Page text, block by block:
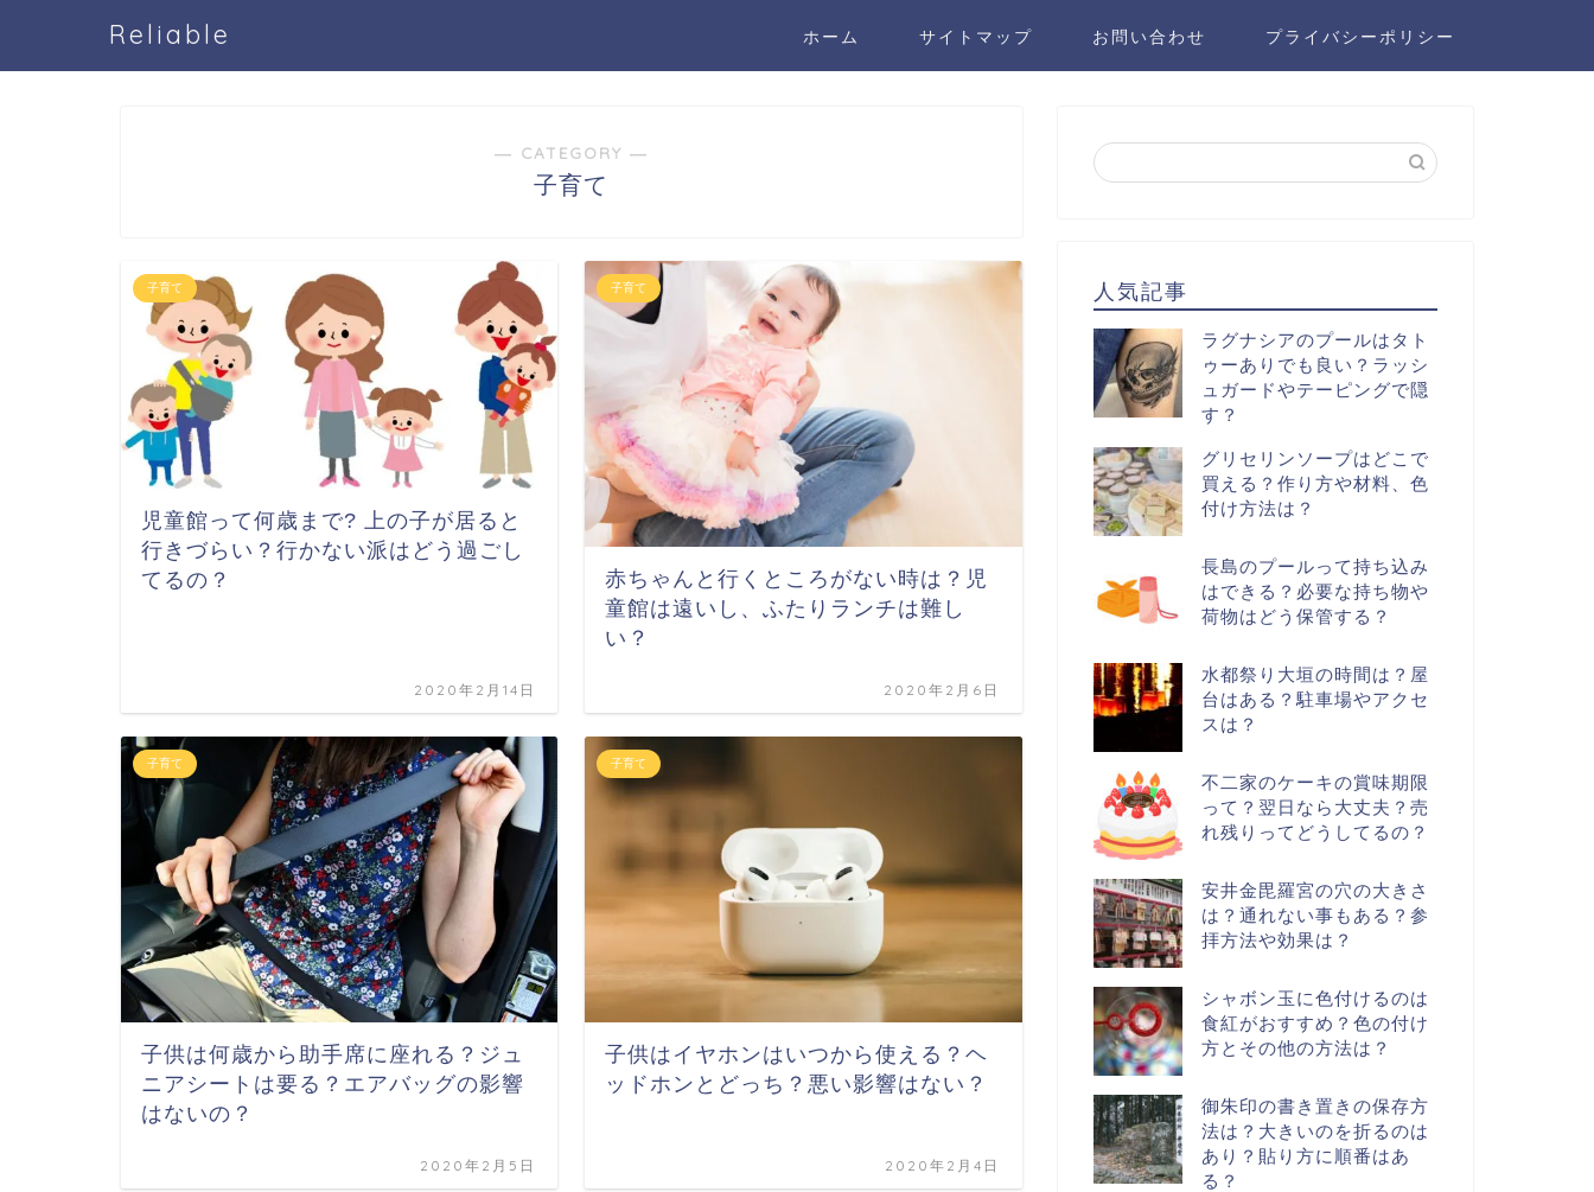
Reliable ホーム サイトマップ お問い合わせ プライバシーポリシー
― CATEGORY ―
子育て
子育て
児童館って何歳まで? 上の子が居ると
行きづらい？行かない派はどう過ごし
てるの？
2020年2月14日
子育て
赤ちゃんと行くところがない時は？児
童館は遠いし、ふたりランチは難し
い？
2020年2月6日
子育て
子供は何歳から助手席に座れる？ジュ
ニアシートは要る？エアバッグの影響
はないの？
2020年2月5日
子育て
子供はイヤホンはいつから使える？ヘ
ッドホンとどっち？悪い影響はない？
2020年2月4日
人気記事
ラグナシアのプールはタト
ゥーありでも良い？ラッシ
ュガードやテーピングで隠
す？
グリセリンソープはどこで
買える？作り方や材料、色
付け方法は？
長島のプールって持ち込み
はできる？必要な持ち物や
荷物はどう保管する？
水都祭り大垣の時間は？屋
台はある？駐車場やアクセ
スは？
不二家のケーキの賞味期限
って？翌日なら大丈夫？売
れ残りってどうしてるの？
安井金毘羅宮の穴の大きさ
は？通れない事もある？参
拝方法や効果は？
シャボン玉に色付けるのは
食紅がおすすめ？色の付け
方とその他の方法は？
御朱印の書き置きの保存方
法は？大きいのを折るのは
あり？貼り方に順番はあ
る？